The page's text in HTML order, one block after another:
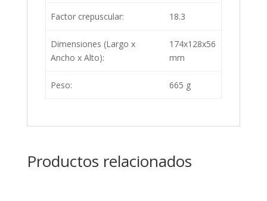
Factor crepuscular: 18.3
Dimensiones (Largo x
Ancho x Alto):
174x128x56
mm
Peso: 665 g
Productos relacionados